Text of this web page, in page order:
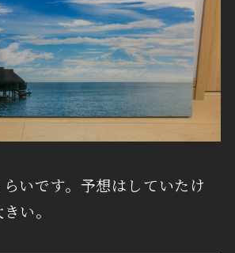
いです。予想はしていたけ
い。